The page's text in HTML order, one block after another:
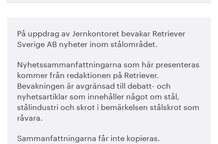
På uppdrag av Jernkontoret bevakar Retriever
Sverige AB nyheter inom stålområdet.
Nyhetssammanfattningarna som här presenteras
kommer från redaktionen på Retriever.
Bevakningen är avgränsad till debatt- och
nyhetsartiklar som innehåller något om stål,
stålindustri och skrot i bemärkelsen stålskrot som
råvara.
Sammanfattningarna får inte kopieras.